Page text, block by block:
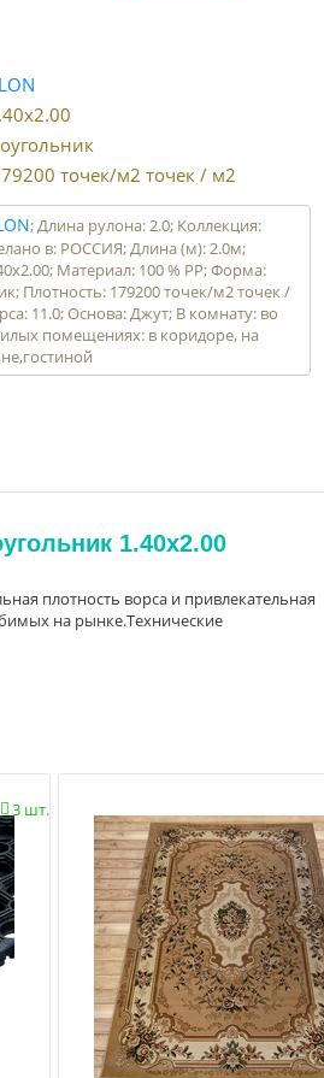
точек/м2 точек / м2
; Длина рулона: 2.0; Коллекция:
в: РОССИЯ; Длина (м): 2.0м;
Материал: 100 % PP; Форма:
Плотность: 179200 точек/м2 точек /
11.0; Основа: Джут; В комнату: во
помещениях: в коридоре, на
1.40x2.00
плотность ворса и привлекательная
на рынке.Технические
3 шт.
